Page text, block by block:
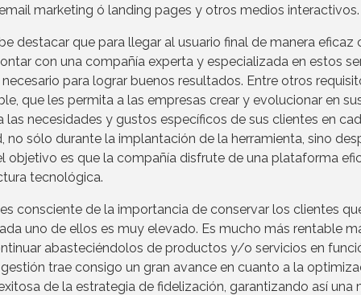
marketing ó landing pages y otros medios interactivos.
destacar que para llegar al usuario final de manera eficaz
con una compañía experta y especializada en estos
para lograr buenos resultados. Entre otros
que les permita a las empresas crear y evolucionar en
las necesidades y gustos específicos de sus clientes en
no sólo durante la implantación de la herramienta, sino
objetivo es que la compañía disfrute de una plataforma
tecnológica.
consciente de la importancia de conservar los clientes
uno de ellos es muy elevado. Es mucho más rentable
abasteciéndolos de productos y/o servicios en
trae consigo un gran avance en cuanto a la
de la estrategia de fidelización, garantizando así una